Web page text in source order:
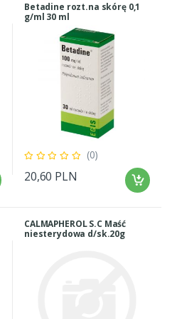
Betadine rozt.na skórę 0,1
g/ml 30 ml
(0)
20,60 PLN
CALMAPHEROL S.C Maść
niesterydowa d/sk.20g